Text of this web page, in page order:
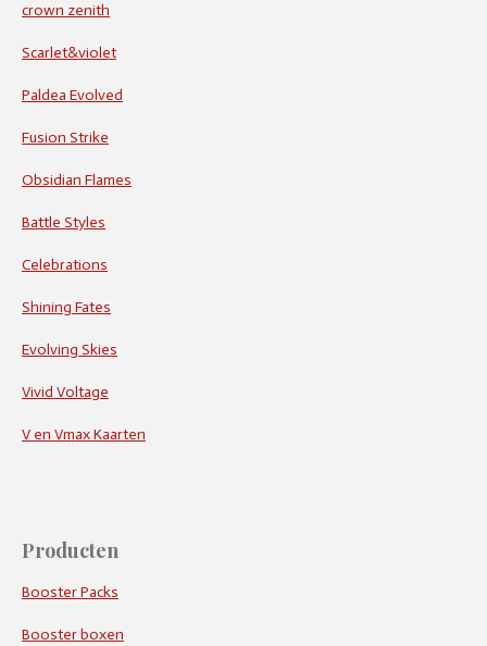
crown zenith
Scarlet&violet
Paldea Evolved
Fusion Strike
Obsidian Flames
Battle Styles
Celebrations
Shining Fates
Evolving Skies
Vivid Voltage
V en Vmax Kaarten
Producten
Booster Packs
Booster boxen